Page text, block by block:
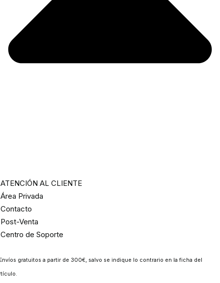
ATENCIÓN AL CLIENTE
Área Privada
Contacto
Post-Venta
Centro de Soporte
gratuitos a partir de 300€, salvo se indique lo contrario en la ficha del